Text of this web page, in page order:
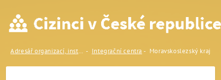
Moravskoslezský kraj
Adresář organizací, institucí a odborníků Integrační centra Moravskoslezský kraj